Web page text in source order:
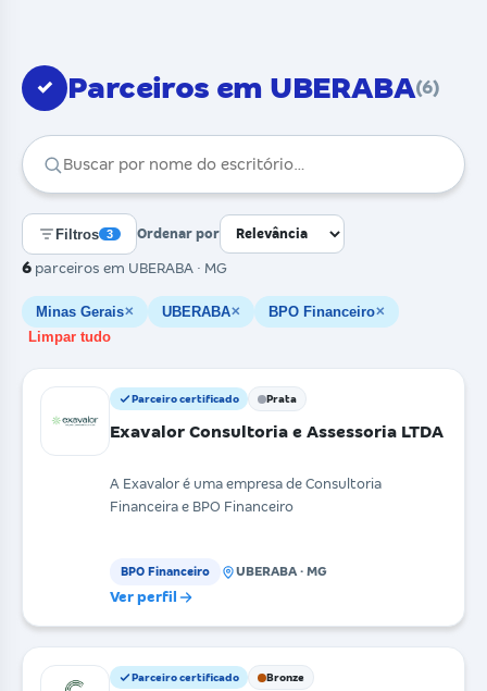
✓ Parceiros em UBERABA(6)
Filtros 3
6 parceiros em UBERABA · MG
Ordenar por
Minas Gerais✕ UBERABA✕ BPO Financeiro✕
Limpar tudo
Parceiro certificado Prata
Exavalor Consultoria e Assessoria LTDA
A Exavalor é uma empresa de Consultoria
Financeira e BPO Financeiro
BPO Financeiro UBERABA · MG
Ver perfil
Parceiro certificado Bronze